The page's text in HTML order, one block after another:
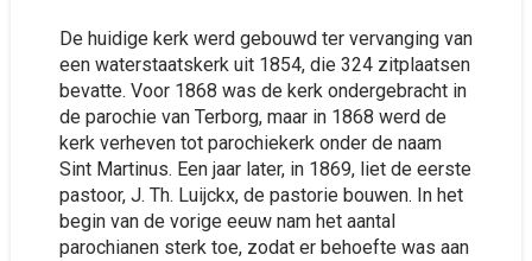
De huidige kerk werd gebouwd ter vervanging van
een waterstaatskerk uit 1854, die 324 zitplaatsen
bevatte. Voor 1868 was de kerk ondergebracht in
de parochie van Terborg, maar in 1868 werd de
kerk verheven tot parochiekerk onder de naam
Sint Martinus. Een jaar later, in 1869, liet de eerste
pastoor, J. Th. Luijckx, de pastorie bouwen. In het
begin van de vorige eeuw nam het aantal
parochianen sterk toe, zodat er behoefte was aan